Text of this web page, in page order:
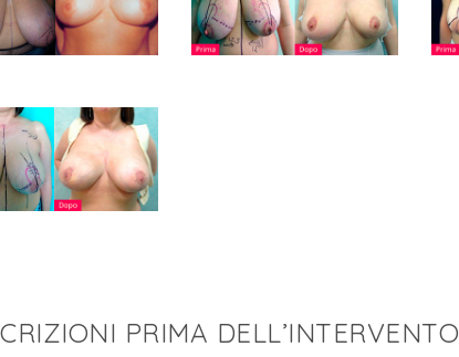
PRIMA DELL’INTERVENTO